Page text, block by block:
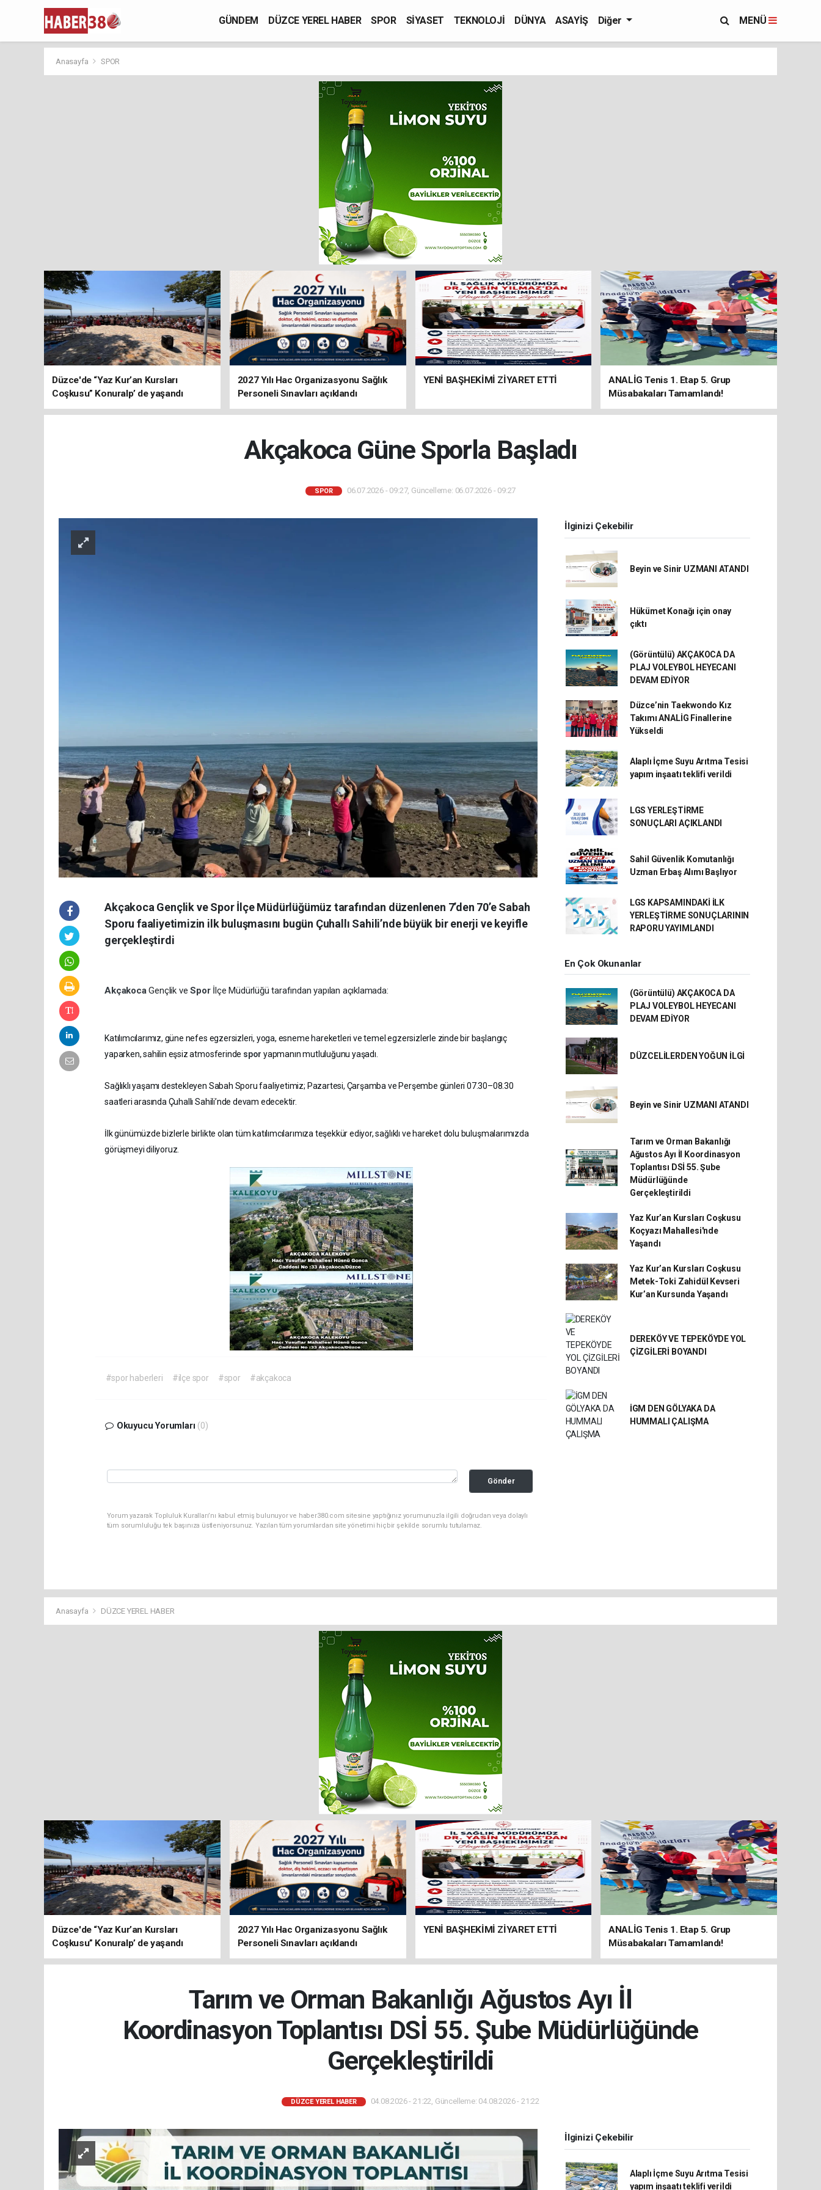
GÜNDEM DÜZCE YEREL HABER SPOR SİYASET TEKNOLOJİ DÜNYA ASAYİŞ Diğer MENÜ
Anasayfa SPOR
Düzce'de “Yaz Kur’an Kursları
Coşkusu” Konuralp’ de yaşandı
2027 Yılı Hac Organizasyonu Sağlık
Personeli Sınavları açıklandı
YENİ BAŞHEKİMİ ZİYARET ETTİ
ANALİG Tenis 1. Etap 5. Grup
Müsabakaları Tamamlandı!
Akçakoca Güne Sporla Başladı
SPOR 06.07.2026 - 09:27, Güncelleme: 06.07.2026 - 09:27
Akçakoca Gençlik ve Spor İlçe Müdürlüğümüz tarafından düzenlenen 7’den 70’e Sabah
Sporu faaliyetimizin ilk buluşmasını bugün Çuhallı Sahili’nde büyük bir enerji ve keyifle
gerçekleştirdi
AkçakocaGençlik veSpor İlçe Müdürlüğü tarafından yapılan açıklamada:
Katılımcılarımız, güne nefes egzersizleri, yoga, esneme hareketleri ve temel egzersizlerle zinde bir başlangıç
yaparken, sahilin eşsiz atmosferinde sporyapmanın mutluluğunu yaşadı.
Sağlıklı yaşamı destekleyen Sabah Sporu faaliyetimiz; Pazartesi, Çarşamba ve Perşembe günleri 07.30–08.30
saatleri arasında Çuhallı Sahili’nde devam edecektir.
İlk günümüzde bizlerle birlikte olan tüm katılımcılarımıza teşekkür ediyor, sağlıklı ve hareket dolu buluşmalarımızda
görüşmeyi diliyoruz.
#spor haberleri #ilçe spor #spor #akçakoca
Okuyucu Yorumları (0)
Gönder
Yorum yazarak Topluluk Kuralları’nı kabul etmiş bulunuyor ve haber380.com sitesine yaptığınız yorumunuzla ilgili doğrudan veya dolaylı
tüm sorumluluğu tek başınıza üstleniyorsunuz. Yazılan tüm yorumlardan site yönetimi hiçbir şekilde sorumlu tutulamaz.
İlginizi Çekebilir
Beyin ve Sinir UZMANI ATANDI
Hükümet Konağı için onay
çıktı
(Görüntülü) AKÇAKOCA DA
PLAJ VOLEYBOL HEYECANI
DEVAM EDİYOR
Düzce’nin Taekwondo Kız
Takımı ANALİG Finallerine
Yükseldi
Alaplı İçme Suyu Arıtma Tesisi
yapım inşaatı teklifi verildi
LGS YERLEŞTİRME
SONUÇLARI AÇIKLANDI
Sahil Güvenlik Komutanlığı
Uzman Erbaş Alımı Başlıyor
LGS KAPSAMINDAKİ İLK
YERLEŞTİRME SONUÇLARININ
RAPORU YAYIMLANDI
En Çok Okunanlar
(Görüntülü) AKÇAKOCA DA
PLAJ VOLEYBOL HEYECANI
DEVAM EDİYOR
DÜZCELİLERDEN YOĞUN İLGİ
Beyin ve Sinir UZMANI ATANDI
Tarım ve Orman Bakanlığı
Ağustos Ayı İl Koordinasyon
Toplantısı DSİ 55. Şube
Müdürlüğünde
Gerçekleştirildi
Yaz Kur’an Kursları Coşkusu
Koçyazı Mahallesi'nde
Yaşandı
Yaz Kur’an Kursları Coşkusu
Metek-Toki Zahidül Kevseri
Kur’an Kursunda Yaşandı
DEREKÖY VE TEPEKÖYDE YOL
ÇİZGİLERİ BOYANDI
İGM DEN GÖLYAKA DA
HUMMALI ÇALIŞMA
Anasayfa DÜZCE YEREL HABER
Düzce'de “Yaz Kur’an Kursları
Coşkusu” Konuralp’ de yaşandı
2027 Yılı Hac Organizasyonu Sağlık
Personeli Sınavları açıklandı
YENİ BAŞHEKİMİ ZİYARET ETTİ
ANALİG Tenis 1. Etap 5. Grup
Müsabakaları Tamamlandı!
Tarım ve Orman Bakanlığı Ağustos Ayı İl
Koordinasyon Toplantısı DSİ 55. Şube Müdürlüğünde
Gerçekleştirildi
DÜZCE YEREL HABER 04.08.2026 - 21:22, Güncelleme: 04.08.2026 - 21:22
İlginizi Çekebilir
Alaplı İçme Suyu Arıtma Tesisi
yapım inşaatı teklifi verildi